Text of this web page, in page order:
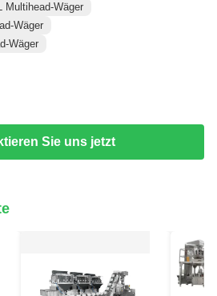
Multihead-Wäger
Wäger
Wäger
Sie uns jetzt